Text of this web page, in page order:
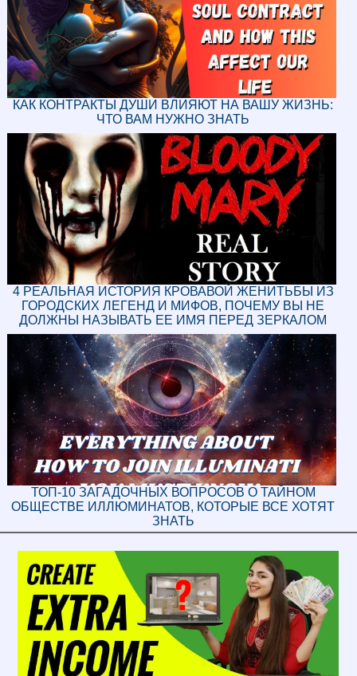
КАК КОНТРАКТЫ ДУШИ ВЛИЯЮТ НА ВАШУ ЖИЗНЬ:
ЧТО ВАМ НУЖНО ЗНАТЬ
4 РЕАЛЬНАЯ ИСТОРИЯ КРОВАВОЙ ЖЕНИТЬБЫ ИЗ
ГОРОДСКИХ ЛЕГЕНД И МИФОВ, ПОЧЕМУ ВЫ НЕ
ДОЛЖНЫ НАЗЫВАТЬ ЕЕ ИМЯ ПЕРЕД ЗЕРКАЛОМ
ТОП-10 ЗАГАДОЧНЫХ ВОПРОСОВ О ТАЙНОМ
ОБЩЕСТВЕ ИЛЛЮМИНАТОВ, КОТОРЫЕ ВСЕ ХОТЯТ
ЗНАТЬ